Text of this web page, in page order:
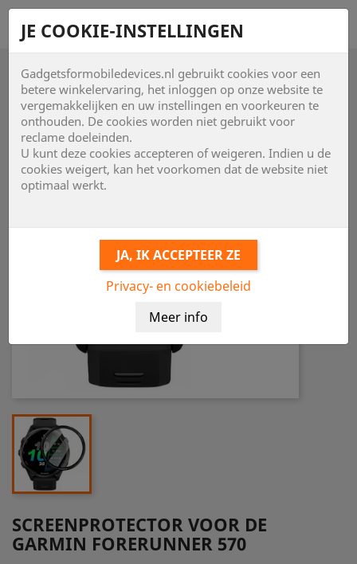

SCREENPROTECTOR VOOR DE
GARMIN FORERUNNER 570
JE COOKIE-INSTELLINGEN
Gadgetsformobiledevices.nl gebruikt cookies voor een
betere winkelervaring, het inloggen op onze website te
vergemakkelijken en uw instellingen en voorkeuren te
onthouden. De cookies worden niet gebruikt voor
reclame doeleinden.
U kunt deze cookies accepteren of weigeren. Indien u de
cookies weigert, kan het voorkomen dat de website niet
optimaal werkt.
Privacy- en cookiebeleid